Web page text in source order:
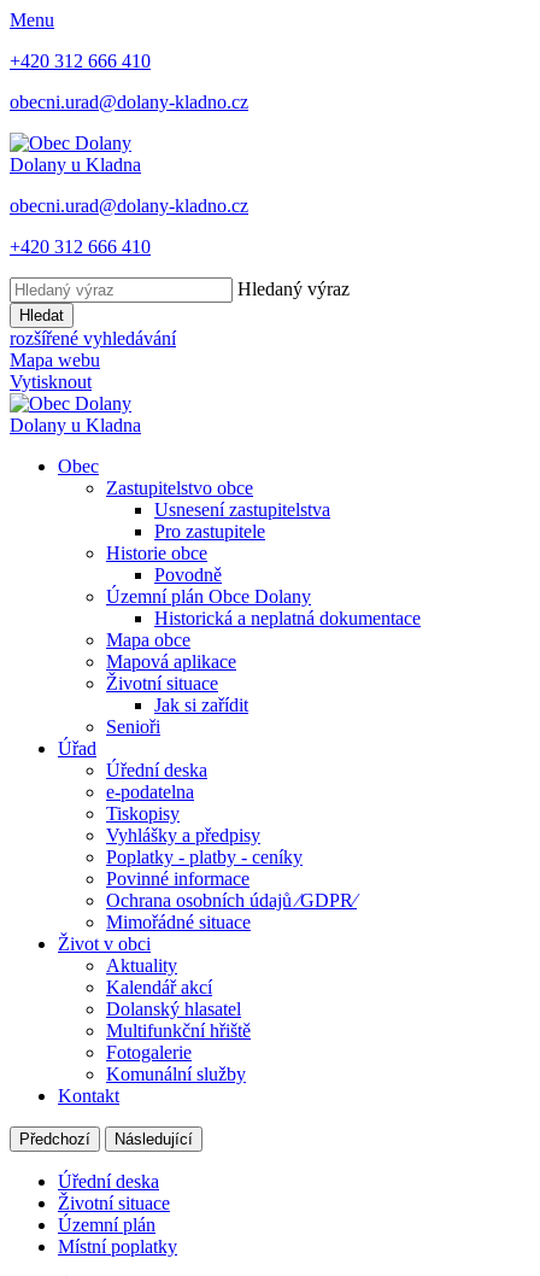
Menu
+420 312 666 410
obecni.urad@dolany-kladno.cz
Dolany u Kladna
obecni.urad@dolany-kladno.cz
+420 312 666 410
Hledaný výraz
Hledat
rozšířené vyhledávání
Mapa webu
Vytisknout
Dolany u Kladna
Obec
Zastupitelstvo obce
Usnesení zastupitelstva
Pro zastupitele
Historie obce
Povodně
Územní plán Obce Dolany
Historická a neplatná dokumentace
Mapa obce
Mapová aplikace
Životní situace
Jak si zařídit
Senioři
Úřad
Úřední deska
e-podatelna
Tiskopisy
Vyhlášky a předpisy
Poplatky - platby - ceníky
Povinné informace
Ochrana osobních údajů ⁄GDPR⁄
Mimořádné situace
Život v obci
Aktuality
Kalendář akcí
Dolanský hlasatel
Multifunkční hřiště
Fotogalerie
Komunální služby
Kontakt
Předchozí Následující
Úřední deska
Životní situace
Územní plán
Místní poplatky